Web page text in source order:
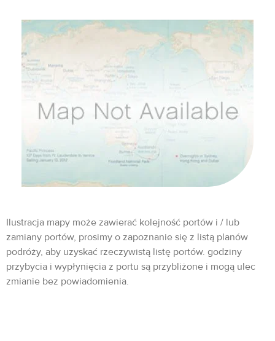
Ilustracja mapy może zawierać kolejność portów i / lub
zamiany portów, prosimy o zapoznanie się z listą planów
podróży, aby uzyskać rzeczywistą listę portów. godziny
przybycia i wypłynięcia z portu są przybliżone i mogą ulec
zmianie bez powiadomienia.